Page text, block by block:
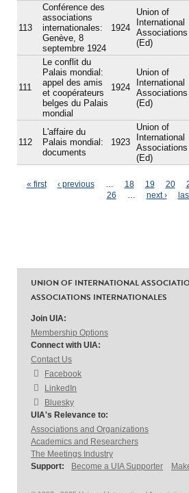
113
Conférence des
associations
internationales:
Genève, 8
septembre 1924
1924
Union of
International
Associations
(Ed)
111
Le conflit du
Palais mondial:
appel des amis
et coopérateurs
belges du Palais
mondial
1924
Union of
International
Associations
(Ed)
112
L'affaire du
Palais mondial:
documents
1923
Union of
International
Associations
(Ed)
Pages
« first ‹ previous 18 19 20
26
next ›
UNION OF INTERNATIONAL
ASSOCIATIONS INTERNATIONALES
Join UIA:
Membership Options
Connect with UIA:
Contact Us
Facebook
LinkedIn
Bluesky
UIA's Relevance to:
Associations and Organizations
Academics and Researchers
The Meetings Industry
Support:
Become a UIA Supporter